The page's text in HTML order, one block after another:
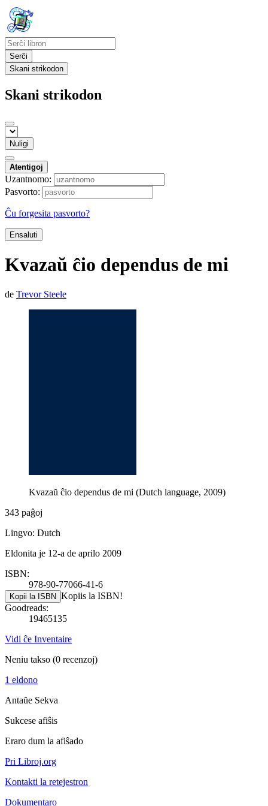
Serĉi
Skani strikodon
Skani strikodon
Nuligi
Atentigoj
Uzantnomo:
Pasvorto:
Ĉu forgesita pasvorto?
Ensaluti
Kvazaŭ ĉio dependus de mi
de Trevor Steele
Kvazaŭ ĉio dependus de mi (Dutch language, 2009)
343 paĝoj
Lingvo: Dutch
Eldonita je 12-a de aprilo 2009
ISBN:
978-90-77066-41-6
Kopii la ISBN Kopiis la ISBN!
Goodreads:
19465135
Vidi ĉe Inventaire
Neniu takso (0 recenzoj)
1 eldono
Antaŭe Sekva
Sukcese afiŝis
Eraro dum la afiŝado
Pri Libroj.org
Kontakti la retejestron
Dokumentaro